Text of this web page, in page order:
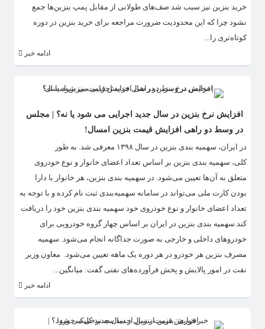
خرید بنزین نیز سبب شد صف‌های طولانی از مقابل پمپ بنزین‌ها جمع
نشود چرا که این محدودیت ضرورت مراجعه برای خرید بنزین در دوره
کوتاه‌تری را...
ادامه خبر
افزایش نرخ بنزین در سال جدید اجرایی می شود یا نه؟ | مجلس
در وسط دو راهی افزایش قیمت بنزین امسال!
در ایران، سهمیه بندی بنزین در سال ۱۳۹۸ معرفی شد. به طور
کلی، سهمیه بندی بنزین بر اساس تعداد اعضای خانوار و نوع خودروی
متعلق به آن‌ها تعیین می‌شود. در سهمیه بندی بنزین، هر خانوار با دارا
بودن کارت ملی می‌تواند در سامانه سهمیه‌بندی ثبت نام کرده و با توجه به
تعداد اعضای خانوار و نوع خودروی خود سهمیه بندی بنزین خود را دریافت
کند.سهمیه بندی بنزین در ایران بر اساس چهار گروه خودرویی برای
خودروهای داخلی و خارجی به صورت جداگانه انجام می‌شود. سهمیه
مصرف بنزین هر خودرو در هر دوره یک ماهه تعیین می‌شود. معاون وزیر
نفت در امور پالایش و پخش فرآورده‌های نفتی گفت: میانگین...
ادامه خبر